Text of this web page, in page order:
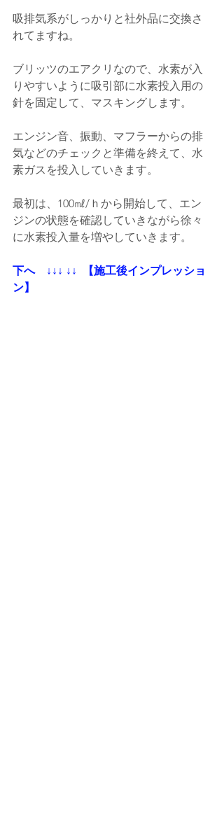
吸排気系がしっかりと社外品に交換さ
れてますね。
ブリッツのエアクリなので、水素が入
りやすいように吸引部に水素投入用の
針を固定して、マスキングします。
エンジン音、振動、マフラーからの排
気などのチェックと準備を終えて、水
素ガスを投入していきます。
最初は、100㎖/ｈから開始して、エン
ジンの状態を確認していきながら徐々
に水素投入量を増やしていきます。
下へ    ↓↓↓ ↓↓  【施工後インプレッショ
ン】